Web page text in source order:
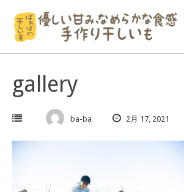
content
gallery
ba-ba 2月 17, 2021